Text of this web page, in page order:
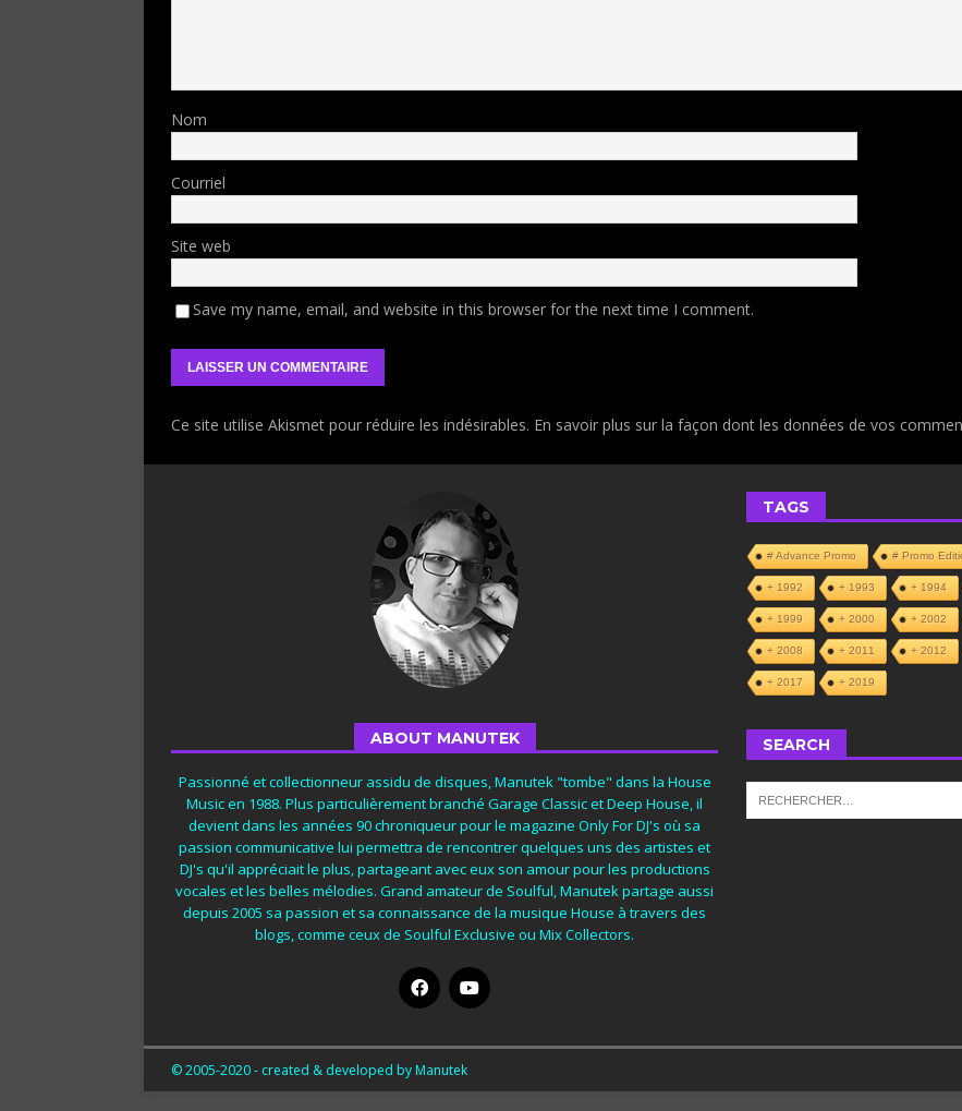
Nom
Courriel
Site web
Save my name, email, and website in this browser for the next time I comment.
Ce site utilise Akismet pour réduire les indésirables. En savoir plus sur la façon dont les données de vos
ABOUT MANUTEK
Passionné et collectionneur assidu de disques, Manutek "tombe" dans la House
Music en 1988. Plus particulièrement branché Garage Classic et Deep House, il
devient dans les années 90 chroniqueur pour le magazine Only For DJ's où sa
passion communicative lui permettra de rencontrer quelques uns des artistes et
DJ's qu'il appréciait le plus, partageant avec eux son amour pour les productions
vocales et les belles mélodies. Grand amateur de Soulful, Manutek partage aussi
depuis 2005 sa passion et sa connaissance de la musique House à travers des
blogs, comme ceux de Soulful Exclusive ou Mix Collectors.
TAGS
# Advance Promo # Promo
+ 1992 + 1993 + 1994
+ 1999 + 2000 + 2002
+ 2008 + 2011 + 2012
+ 2017 + 2019
SEARCH
© 2005-2020 - created & developed by Manutek